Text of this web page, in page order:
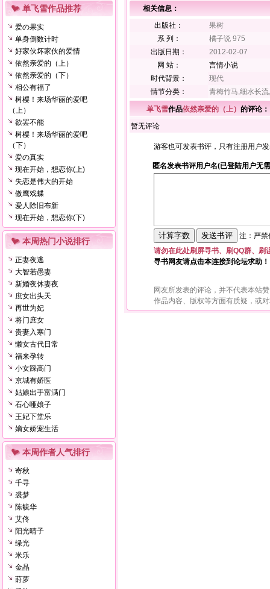
单飞雪作品推荐
爱の果实
单身倒数计时
好家伙坏家伙的爱情
依然亲爱的（上）
依然亲爱的（下）
相公有福了
树樱！来场华丽的爱吧
（上）
欲罢不能
树樱！来场华丽的爱吧
（下）
爱の真实
现在开始，想恋你(上)
失恋是伟大的开始
傲鹰戏蝶
爱人除旧布新
现在开始，想恋你(下)
本周热门小说排行
正妻夜逃
大智若愚妻
新婚夜休妻夜
庶女出头天
再世为妃
将门庶女
贵妻入寒门
懒女古代日常
福来孕转
小女踩高门
京城有娇医
姑娘出手富满门
石心哑娘子
王妃下堂乐
嫡女娇宠生活
本周作者人气排行
寄秋
千寻
裘梦
陈毓华
艾佟
阳光晴子
绿光
米乐
金晶
莳萝
相关信息：
出版社：
果树
系 列：
橘子说 975
出版日期：
2012-02-07
网 站：
言情小说
时代背景：
现代
情节分类：
青梅竹马,细水长
单飞雪作品依然亲爱的（上） 的评论：
暂无评论
游客也可发表书评，只有注册用户
匿名发表书评用户名(已登陆用户无
注：严
请勿在此处刷屏寻书、刷QQ群、刷
寻书网友请点击本连接到论坛求助！
网友所发表的评论，并不代表本站
作品内容、版权等方面有质疑，或